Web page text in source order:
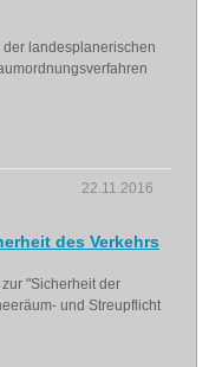
landesplanerischen
22.11.2016
des Verkehrs
"Sicherheit der
und Streupflicht